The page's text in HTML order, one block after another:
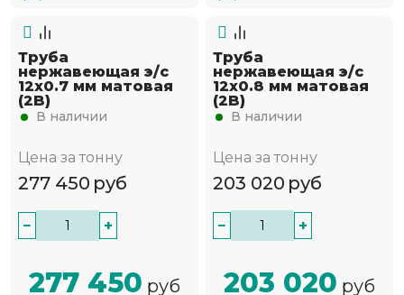
Труба
нержавеющая э/с
12х0.7 мм матовая
(2B)
В наличии
Цена за тонну
277 450 руб
− +
277 450 руб
Труба
нержавеющая э/с
12х0.8 мм матовая
(2B)
В наличии
Цена за тонну
203 020 руб
− +
203 020 руб